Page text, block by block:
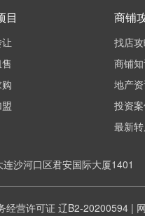
目 商铺
找店
商铺
地产
投资
最新
河口区君安国际大厦1401
经营许可证 辽B2-20200594 |